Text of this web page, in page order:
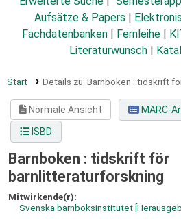
Aufsätze & Papers
Fachdatenbanken
Fernleihe
Literaturwunsch
Start Details zu: Barnboken : tidskrift
Normale Ansicht
MARC-
ISBD
Barnboken : tidskrift för
barnlitteraturforskning
Mitwirkende(r):
Svenska barnboksinstitutet